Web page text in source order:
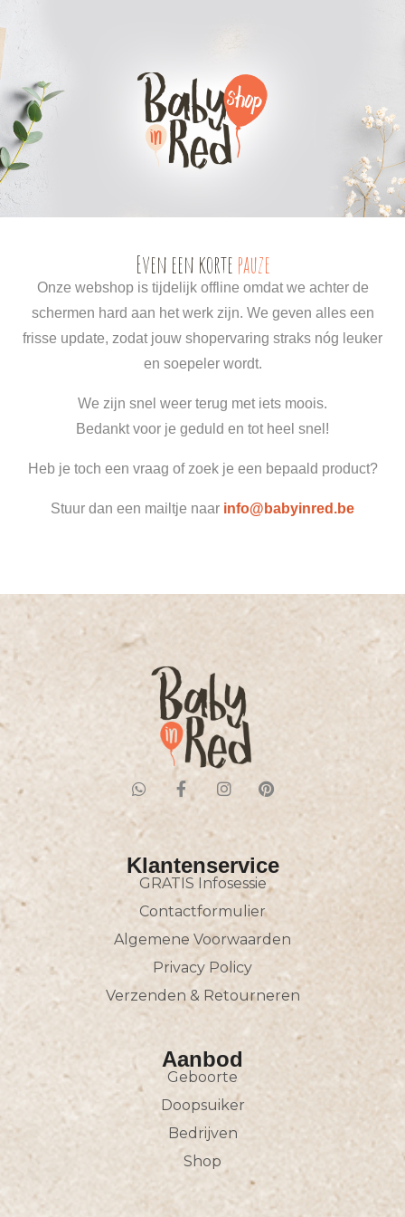
Even een korte pauze
Onze webshop is tijdelijk offline omdat we achter de
schermen hard aan het werk zijn. We geven alles een
frisse update, zodat jouw shopervaring straks nóg leuker
en soepeler wordt.
We zijn snel weer terug met iets moois.
Bedankt voor je geduld en tot heel snel!
Heb je toch een vraag of zoek je een bepaald product?
Stuur dan een mailtje naar info@babyinred.be
Klantenservice
GRATIS Infosessie
Contactformulier
Algemene Voorwaarden
Privacy Policy
Verzenden & Retourneren
Aanbod
Geboorte
Doopsuiker
Bedrijven
Shop